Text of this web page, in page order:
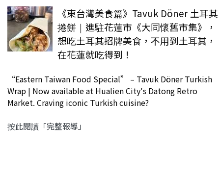
《東台灣美食篇》Tavuk Döner 土耳其
捲餅｜進駐花蓮市《大同懷舊市集》，
想吃土耳其招牌美食，不用到土耳其，
在花蓮就吃得到！
“Eastern Taiwan Food Special” – Tavuk Döner Turkish
Wrap | Now available at Hualien City's Datong Retro
Market. Craving iconic Turkish cuisine?
按此閱讀「完整報導」